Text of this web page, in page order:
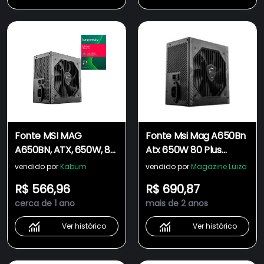
Fonte MSI MAG
A650BN, ATX, 650W, 80
PLUS Bronze, PFC Ativo,
7ZP2B22CE0 +
Kaspersky Internet
Security 1 dispositivo 1
ano ESD
vendido porKabum
R$ 566,96
cerca de 1 ano
Ver histórico
Fonte Msi Mag A650Bn
Atx 650W 80 Plus
Bronze Pfc Ativo Preto
vendido porMagazine Luiza
R$ 690,87
mais de 2 anos
Ver histórico